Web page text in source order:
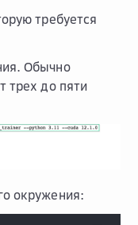
требуется
Обычно
трех до пяти
окружения: